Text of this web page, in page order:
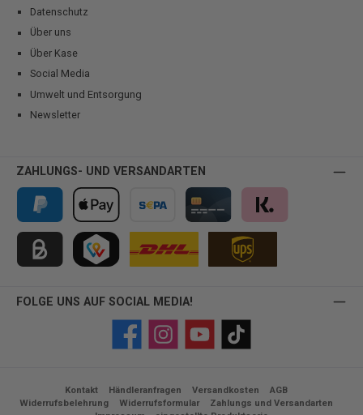
Datenschutz
Über uns
Über Kase
Social Media
Umwelt und Entsorgung
Newsletter
ZAHLUNGS- UND VERSANDARTEN
PayPal Apple Pay Vorkasse Kreditkarte Klarna
FOLGE UNS AUF SOCIAL MEDIA!
FacebookInstagramYouTube TikTok
Kontakt Händleranfragen Versandkosten
AGB
Widerrufsbelehrung
Widerrufsformular
Zahlungs und Versandarten